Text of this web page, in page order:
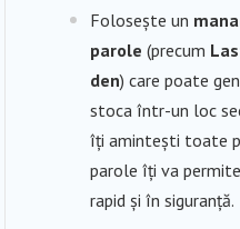
Folosește un
parole (precum
den) care poate
stoca într-un loc
îți amintești toate
parole îți va
rapid și în siguranță.